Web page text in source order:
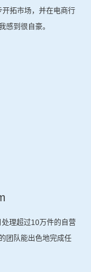
拓市场，并在电商行
感到很自豪。
理超过10万件的自营
团队能出色地完成任